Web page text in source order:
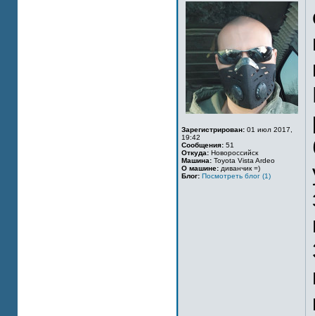
Зарегистрирован: 01 июл 2017,
19:42
Сообщения: 51
Откуда: Новороссийск
Машина: Toyota Vista Ardeo
О машине: диванчик =)
Блог: Посмотреть блог (1)